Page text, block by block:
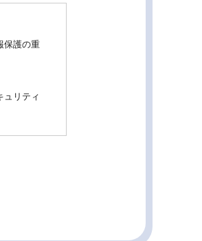
保護の重
ュリティ